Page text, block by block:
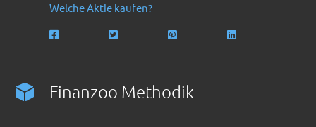
Welche Aktie kaufen?
Finanzoo Methodik